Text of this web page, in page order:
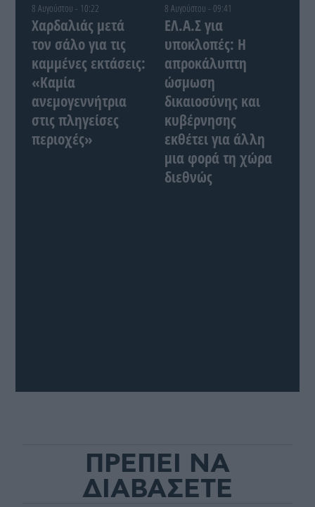
8 Αυγούστου - 10:22
Χαρδαλιάς μετά
τον σάλο για τις
καμμένες εκτάσεις:
«Καμία
ανεμογεννήτρια
στις πληγείσες
περιοχές»
8 Αυγούστου - 09:41
ΕΛ.Α.Σ για
υποκλοπές: Η
απροκάλυπτη
ώσμωση
δικαιοσύνης και
κυβέρνησης
εκθέτει για άλλη
μια φορά τη χώρα
διεθνώς
ΠΡΕΠΕΙ ΝΑ
ΔΙΑΒΑΣΕΤΕ